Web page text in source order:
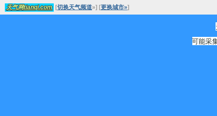
天气网tianqi.com [切换天气频道»] [更换城市»]
可能采